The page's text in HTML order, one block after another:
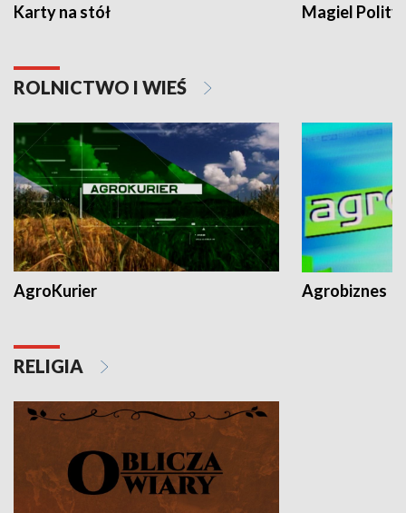
Karty na stół Magiel
ROLNICTWO I WIEŚ
AgroKurier Agrobiznes
RELIGIA